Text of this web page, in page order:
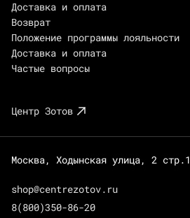
Доставка и оплата
Возврат
Положение программы лояльности
Доставка и оплата
Частые вопросы
Центр Зотов
Москва, Ходынская улица, 2 стр.1
shop@centrezotov.ru
8(800)350-86-20